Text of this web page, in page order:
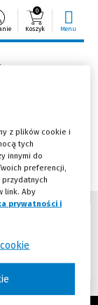
0
Koszyk Menu
z plików cookie i
tych
innymi do
preferencji,
link. Aby
prywatności i